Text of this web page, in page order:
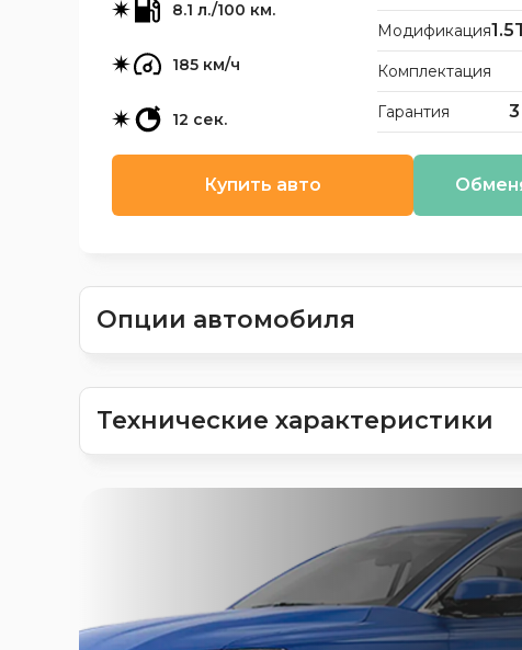
8.1 л./100 км.
185 км/ч
12 сек.
Модификация
Комплектация
Гарантия
Купить авто
Опции автомобиля
Технические характеристики